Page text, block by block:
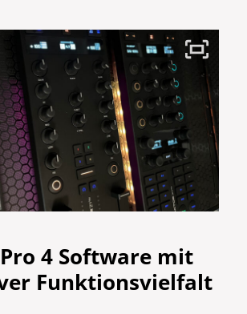
4 Software mit
Funktionsvielfalt